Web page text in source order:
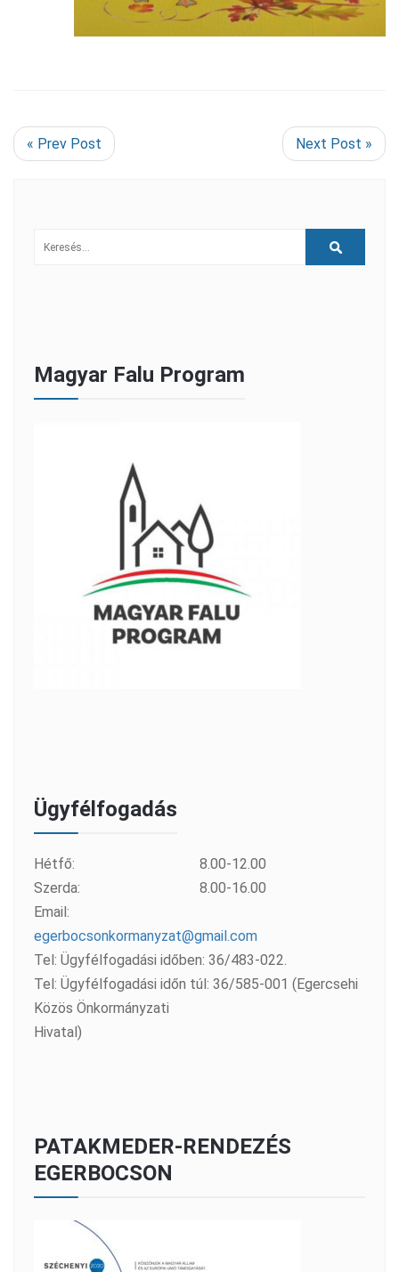
« Prev Post Next Post »
Magyar Falu Program
Ügyfélfogadás
Hétfő:
8.00-12.00
Szerda:
8.00-16.00
Email:
egerbocsonkormanyzat@gmail.com
Tel: Ügyfélfogadási időben: 36/483-022.
Tel: Ügyfélfogadási időn túl: 36/585-001 (Egercsehi
Közös Önkormányzati
Hivatal)
PATAKMEDER-RENDEZÉS
EGERBOCSON